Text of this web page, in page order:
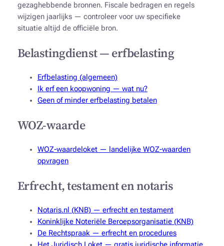
gezaghebbende bronnen. Fiscale bedragen en regels
wijzigen jaarlijks — controleer voor uw specifieke
situatie altijd de officiële bron.
Belastingdienst — erfbelasting
Erfbelasting (algemeen)
Ik erf een koopwoning — wat nu?
Geen of minder erfbelasting betalen
WOZ-waarde
WOZ-waardeloket — landelijke WOZ-waarden
opvragen
Erfrecht, testament en notaris
Notaris.nl (KNB) — erfrecht en testament
Koninklijke Noteriële Beroepsorganisatie (KNB)
De Rechtspraak — erfrecht en procedures